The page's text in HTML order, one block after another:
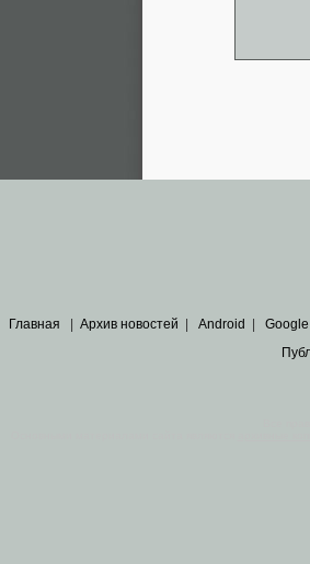
Главная Архив новостей Android Google